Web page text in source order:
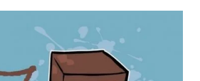
الدجاج
58#
MINECRAFT